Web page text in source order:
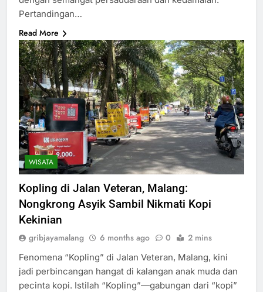
Pertandingan…
Read More
WISATA
Kopling di Jalan Veteran, Malang:
Nongkrong Asyik Sambil Nikmati Kopi
Kekinian
gribjayamalang 6 months ago 0 2 mins
Fenomena “Kopling” di Jalan Veteran, Malang, kini
jadi perbincangan hangat di kalangan anak muda dan
pecinta kopi. Istilah “Kopling”—gabungan dari “kopi”